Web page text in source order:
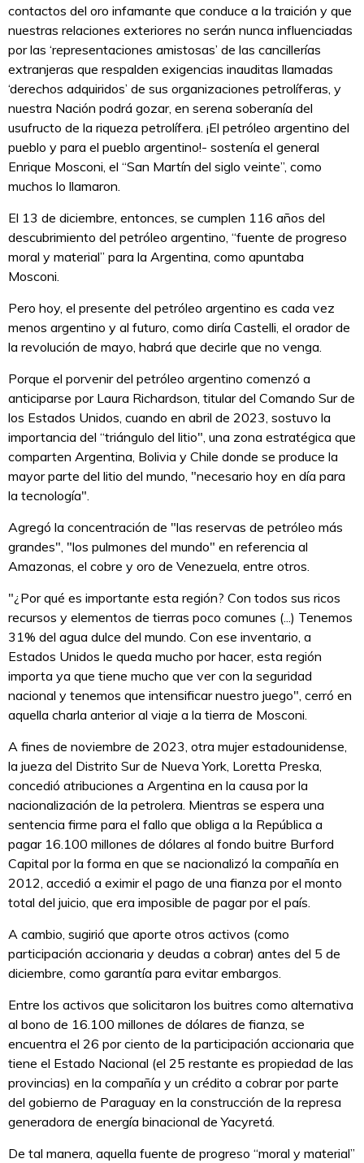
contactos del oro infamante que conduce a la traición y que
nuestras relaciones exteriores no serán nunca influenciadas
por las ‘representaciones amistosas’ de las cancillerías
extranjeras que respalden exigencias inauditas llamadas
‘derechos adquiridos’ de sus organizaciones petrolíferas, y
nuestra Nación podrá gozar, en serena soberanía del
usufructo de la riqueza petrolífera. ¡El petróleo argentino del
pueblo y para el pueblo argentino!- sostenía el general
Enrique Mosconi, el “San Martín del siglo veinte”, como
muchos lo llamaron.
El 13 de diciembre, entonces, se cumplen 116 años del
descubrimiento del petróleo argentino, “fuente de progreso
moral y material” para la Argentina, como apuntaba
Mosconi.
Pero hoy, el presente del petróleo argentino es cada vez
menos argentino y al futuro, como diría Castelli, el orador de
la revolución de mayo, habrá que decirle que no venga.
Porque el porvenir del petróleo argentino comenzó a
anticiparse por Laura Richardson, titular del Comando Sur de
los Estados Unidos, cuando en abril de 2023, sostuvo la
importancia del “triángulo del litio", una zona estratégica que
comparten Argentina, Bolivia y Chile donde se produce la
mayor parte del litio del mundo, "necesario hoy en día para
la tecnología".
Agregó la concentración de "las reservas de petróleo más
grandes", "los pulmones del mundo" en referencia al
Amazonas, el cobre y oro de Venezuela, entre otros.
"¿Por qué es importante esta región? Con todos sus ricos
recursos y elementos de tierras poco comunes (...) Tenemos
31% del agua dulce del mundo. Con ese inventario, a
Estados Unidos le queda mucho por hacer, esta región
importa ya que tiene mucho que ver con la seguridad
nacional y tenemos que intensificar nuestro juego", cerró en
aquella charla anterior al viaje a la tierra de Mosconi.
A fines de noviembre de 2023, otra mujer estadounidense,
la jueza del Distrito Sur de Nueva York, Loretta Preska,
concedió atribuciones a Argentina en la causa por la
nacionalización de la petrolera. Mientras se espera una
sentencia firme para el fallo que obliga a la República a
pagar 16.100 millones de dólares al fondo buitre Burford
Capital por la forma en que se nacionalizó la compañía en
2012, accedió a eximir el pago de una fianza por el monto
total del juicio, que era imposible de pagar por el país.
A cambio, sugirió que aporte otros activos (como
participación accionaria y deudas a cobrar) antes del 5 de
diciembre, como garantía para evitar embargos.
Entre los activos que solicitaron los buitres como alternativa
al bono de 16.100 millones de dólares de fianza, se
encuentra el 26 por ciento de la participación accionaria que
tiene el Estado Nacional (el 25 restante es propiedad de las
provincias) en la compañía y un crédito a cobrar por parte
del gobierno de Paraguay en la construcción de la represa
generadora de energía binacional de Yacyretá.
De tal manera, aquella fuente de progreso “moral y material”